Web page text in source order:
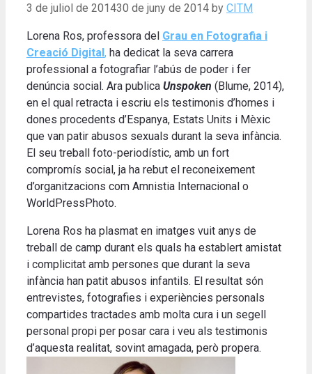
3 de juliol de 201430 de juny de 2014 by CITM
Lorena Ros, professora del Grau en Fotografia i
Creació Digital , ha dedicat la seva carrera
professional a fotografiar l’abús de poder i fer
denúncia social. Ara publica Unspoken (Blume, 2014),
en el qual retracta i escriu els testimonis d’homes i
dones procedents d’Espanya, Estats Units i Mèxic
que van patir abusos sexuals durant la seva infància.
El seu treball foto-periodístic, amb un fort
compromís social, ja ha rebut el reconeixement
d’organitzacions com Amnistia Internacional o
WorldPressPhoto.
Lorena Ros ha plasmat en imatges vuit anys de
treball de camp durant els quals ha establert amistat
i complicitat amb persones que durant la seva
infància han patit abusos infantils. El resultat són
entrevistes, fotografies i experiències personals
compartides tractades amb molta cura i un segell
personal propi per posar cara i veu als testimonis
d’aquesta realitat, sovint amagada, però propera.